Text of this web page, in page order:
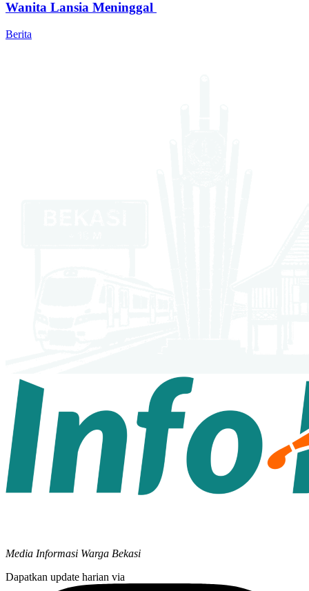
Wanita Lansia Meninggal
Berita
Media Informasi Warga Bekasi
Dapatkan update harian via